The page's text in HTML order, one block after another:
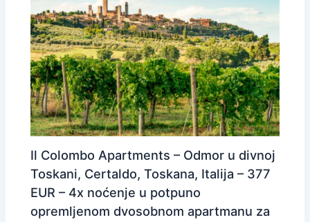
Il Colombo Apartments – Odmor u divnoj
Toskani, Certaldo, Toskana, Italija – 377
EUR – 4x noćenje u potpuno
opremljenom dvosobnom apartmanu za